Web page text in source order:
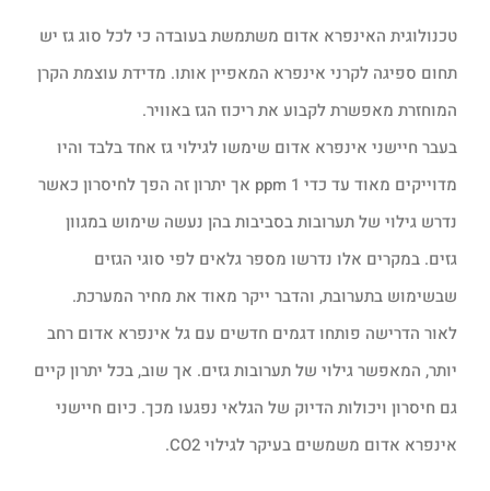
טכנולוגית האינפרא אדום משתמשת בעובדה כי לכל סוג גז יש
תחום ספיגה לקרני אינפרא המאפיין אותו. מדידת עוצמת הקרן
המוחזרת מאפשרת לקבוע את ריכוז הגז באוויר.
בעבר חיישני אינפרא אדום שימשו לגילוי גז אחד בלבד והיו
מדוייקים מאוד עד כדי 1 ppm אך יתרון זה הפך לחיסרון כאשר
נדרש גילוי של תערובות בסביבות בהן נעשה שימוש במגוון
גזים. במקרים אלו נדרשו מספר גלאים לפי סוגי הגזים
שבשימוש בתערובת, והדבר ייקר מאוד את מחיר המערכת.
לאור הדרישה פותחו דגמים חדשים עם גל אינפרא אדום רחב
יותר, המאפשר גילוי של תערובות גזים. אך שוב, בכל יתרון קיים
גם חיסרון ויכולות הדיוק של הגלאי נפגעו מכך. כיום חיישני
אינפרא אדום משמשים בעיקר לגילוי CO2.